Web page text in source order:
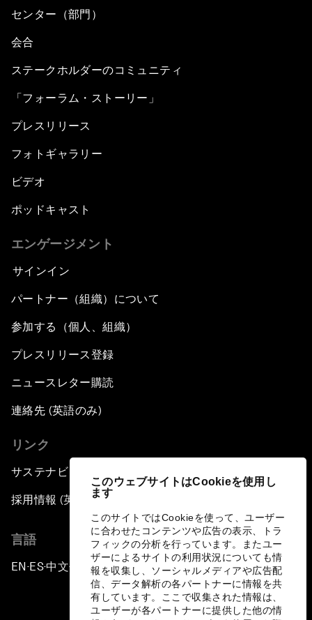
このウェブサイトはCookieを使用し
ます
このサイトではCookieを使って、ユーザー
に合わせたコンテンツや広告の表示、トラ
フィックの分析を行っています。またユー
ザーによるサイトの利用状況についても情
報を収集し、ソーシャルメディアや広告配
信、データ解析の各パートナーに情報を共
有しています。ここで収集された情報は、
ユーザーが各パートナーに提供した他の情
センター（部門）
会合
ステークホルダーのコミュニティ
「フォーラム・ストーリー」
プレスリリース
フォトギャラリー
ビデオ
ポッドキャスト
エンゲージメント
サインイン
パートナー（組織）について
参加する（個人、組織）
プレスリリース登録
ニュースレター購読
連絡先 (英語のみ)
リンク
サステナビリティへの取り組み
採用情報 (英語のみ)
言語
EN ▪ ES▪中文▪ 日本語